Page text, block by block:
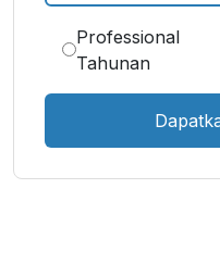
Professional
Tahunan